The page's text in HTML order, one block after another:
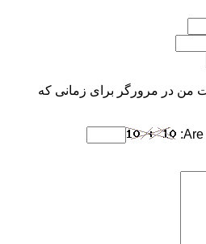
من در مرورگر برای زمانی که
Are